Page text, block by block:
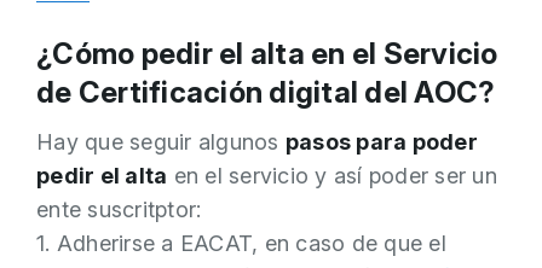
¿Cómo pedir el alta en el Servicio
de Certificación digital del AOC?
Hay que seguir algunos pasos para poder
pedir el alta en el servicio y así poder ser un
ente suscritptor:
1. Adherirse a EACAT, en caso de que el